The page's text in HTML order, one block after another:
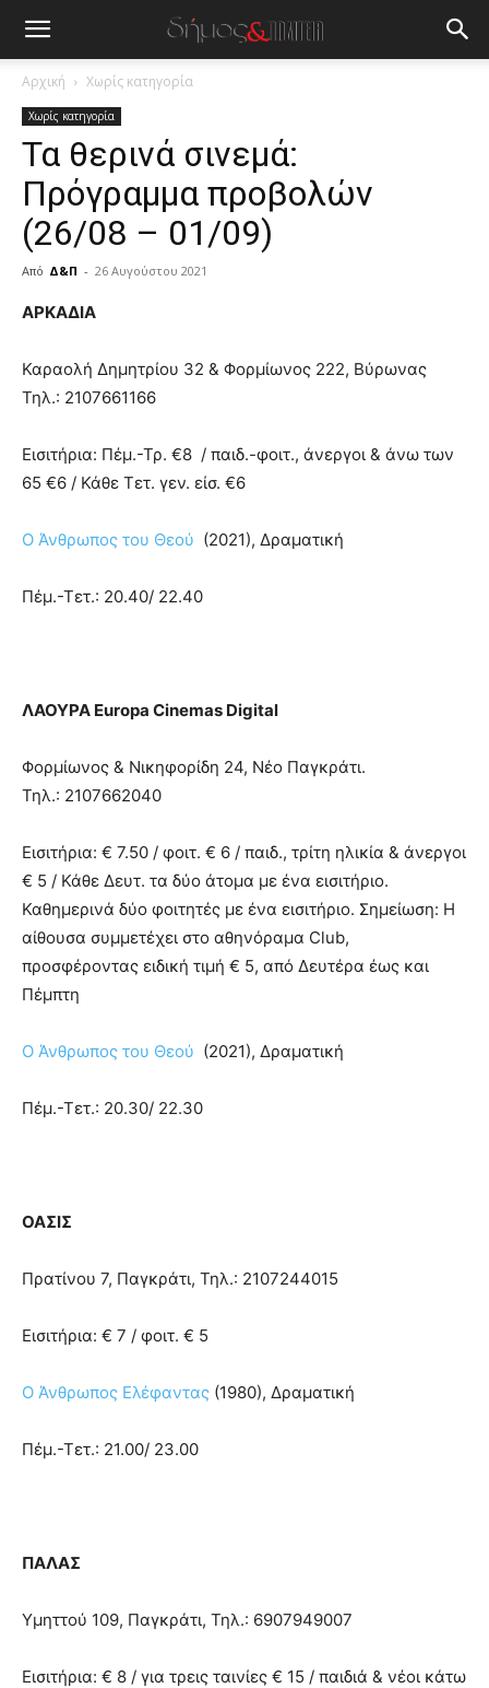
Αρχική Χωρίς κατηγορία
Χωρίς κατηγορία
Τα θερινά σινεμά:
Πρόγραμμα προβολών
(26/08 – 01/09)
Από Δ&Π - 26 Αυγούστου 2021
blonde
hot
cam
xxx
lyons
you
meaning
of
porn
ΑΡΚΑΔΙΑ
Καραολή Δημητρίου 32 & Φορμίωνος 222, Βύρωνας
Τηλ.: 2107661166
Εισιτήρια: Πέμ.-Τρ. €8 / παιδ.-φοιτ., άνεργοι & άνω των
65 €6 / Κάθε Τετ. γεν. είσ. €6
Ο Άνθρωπος του Θεού (2021), Δραματική
Πέμ.-Τετ.: 20.40/ 22.40
ΛΑΟΥΡΑ Europa Cinemas Digital
Φορμίωνος & Νικηφορίδη 24, Νέο Παγκράτι.
Τηλ.: 2107662040
Εισιτήρια: € 7.50 / φοιτ. € 6 / παιδ., τρίτη ηλικία & άνεργοι
€ 5 / Κάθε Δευτ. τα δύο άτομα με ένα εισιτήριο.
Καθημερινά δύο φοιτητές με ένα εισιτήριο. Σημείωση: H
αίθουσα συμμετέχει στο αθηνόραμα Club,
προσφέροντας ειδική τιμή € 5, από Δευτέρα έως και
Πέμπτη
Ο Άνθρωπος του Θεού (2021), Δραματική
Πέμ.-Τετ.: 20.30/ 22.30
ΟΑΣΙΣ
Πρατίνου 7, Παγκράτι, Τηλ.: 2107244015
Εισιτήρια: € 7 / φοιτ. € 5
Ο Άνθρωπος Ελέφαντας (1980), Δραματική
Πέμ.-Τετ.: 21.00/ 23.00
ΠΑΛΑΣ
Υμηττού 109, Παγκράτι, Τηλ.: 6907949007
Εισιτήρια: € 8 / για τρεις ταινίες € 15 / παιδιά & νέοι κάτω